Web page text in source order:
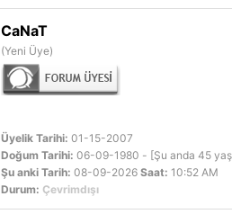
CaNaT
(Yeni Üye)
Üyelik Tarihi: 01-15-2007
Doğum Tarihi: 06-09-1980 - [Şu anda 45
Şu anki Tarih: 08-09-2026 Saat: 10:52 AM
Durum: Çevrimdışı